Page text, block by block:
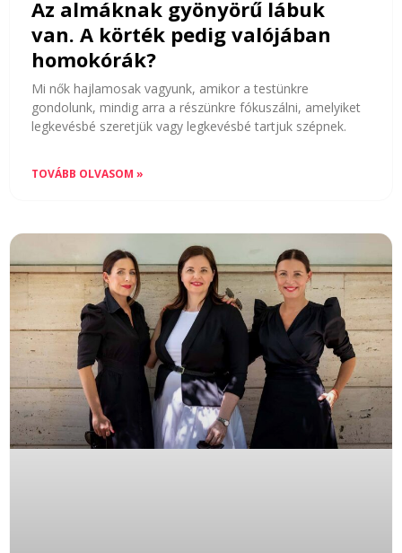
Az almáknak gyönyörű lábuk
van. A körték pedig valójában
homokórák?
Mi nők hajlamosak vagyunk, amikor a testünkre
gondolunk, mindig arra a részünkre fókuszálni, amelyiket
legkevésbé szeretjük vagy legkevésbé tartjuk szépnek.
TOVÁBB OLVASOM »